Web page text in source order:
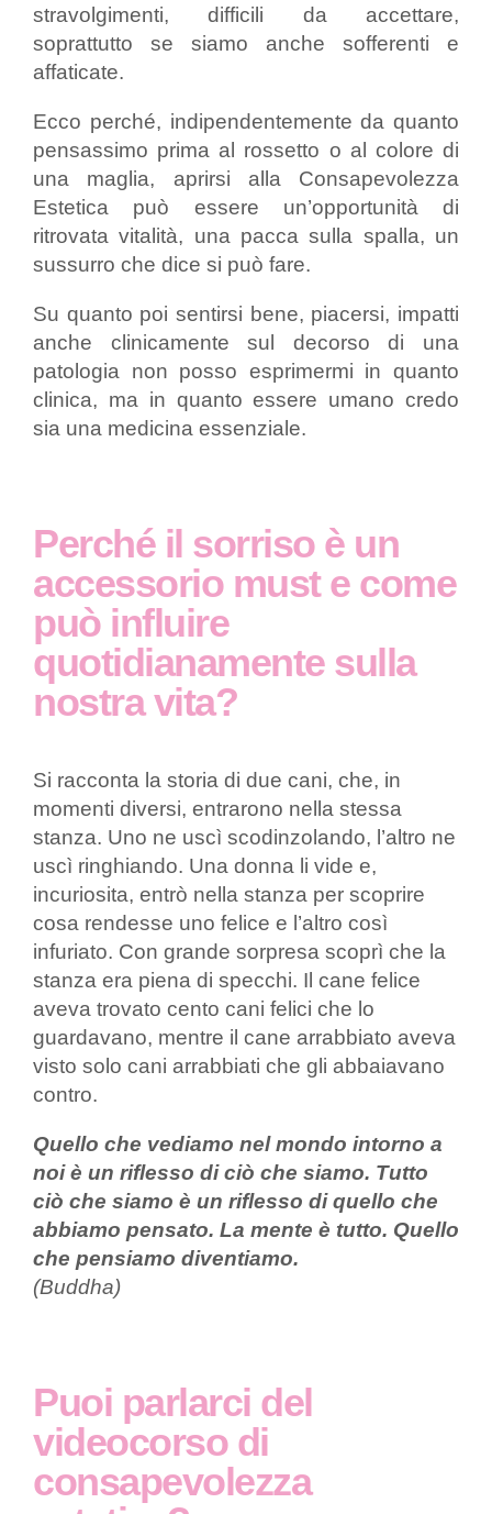
stravolgimenti, difficili da accettare,
soprattutto se siamo anche sofferenti e
affaticate.
Ecco perché, indipendentemente da quanto
pensassimo prima al rossetto o al colore di
una maglia, aprirsi alla Consapevolezza
Estetica può essere un’opportunità di
ritrovata vitalità, una pacca sulla spalla, un
sussurro che dice si può fare.
Su quanto poi sentirsi bene, piacersi, impatti
anche clinicamente sul decorso di una
patologia non posso esprimermi in quanto
clinica, ma in quanto essere umano credo
sia una medicina essenziale.
Perché il sorriso è un
accessorio must e come
può influire
quotidianamente sulla
nostra vita?
Si racconta la storia di due cani, che, in
momenti diversi, entrarono nella stessa
stanza. Uno ne uscì scodinzolando, l’altro ne
uscì ringhiando. Una donna li vide e,
incuriosita, entrò nella stanza per scoprire
cosa rendesse uno felice e l’altro così
infuriato. Con grande sorpresa scoprì che la
stanza era piena di specchi. Il cane felice
aveva trovato cento cani felici che lo
guardavano, mentre il cane arrabbiato aveva
visto solo cani arrabbiati che gli abbaiavano
contro.
Quello che vediamo nel mondo intorno a
noi è un riflesso di ciò che siamo. Tutto
ciò che siamo è un riflesso di quello che
abbiamo pensato. La mente è tutto. Quello
che pensiamo diventiamo.
(Buddha)
Puoi parlarci del
videocorso di
consapevolezza